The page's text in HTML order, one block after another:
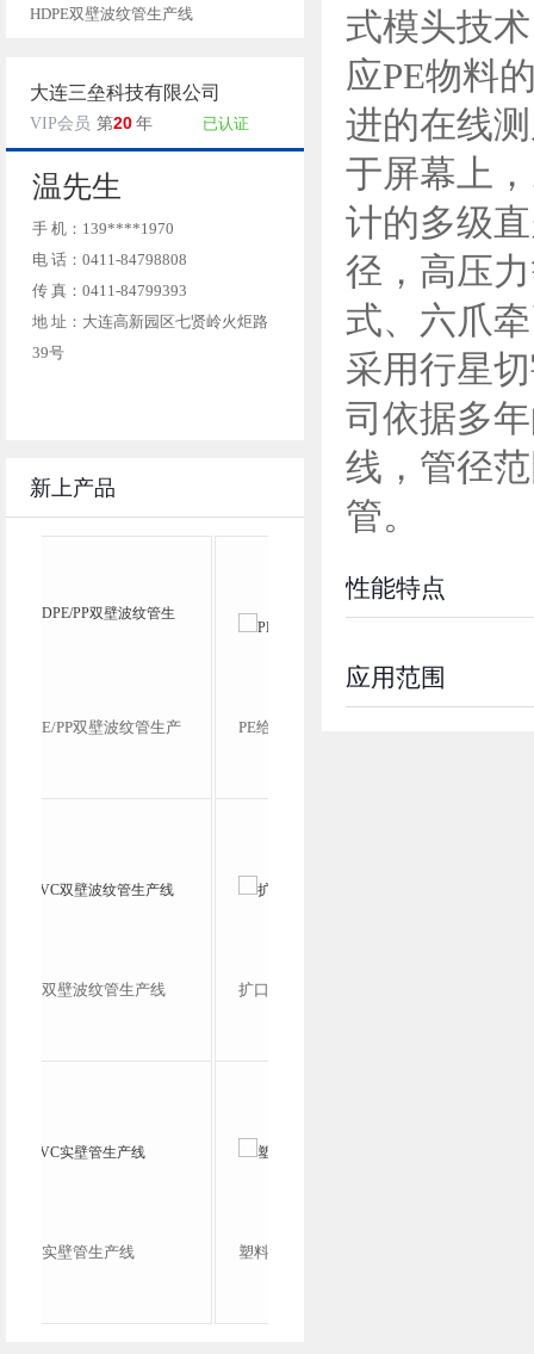
式模头技
应PE物料
进的在线
于屏幕上
计的多级
径，高压
式、六爪
采用行星
司依据多
线，管径
管。
性能特点
应用范围
HDPE双壁波纹管生产线
大连三垒科技有限公司
VIP会员 第20 年 已认证
温先生
手 机：139****1970
电 话：0411-84798808
传 真：0411-84799393
地 址：大连高新园区七贤岭火炬路
39号
新上产品
PE给水管燃气管生产线
扩口机
塑料管材挤出机